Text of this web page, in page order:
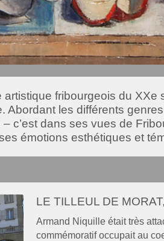
fribourgeois du XXe
Abordant les différents
c’est dans ses vues de
émotions esthétiques et
LE TILLEUL DE
Armand Niquille était très
commémoratif occupait au